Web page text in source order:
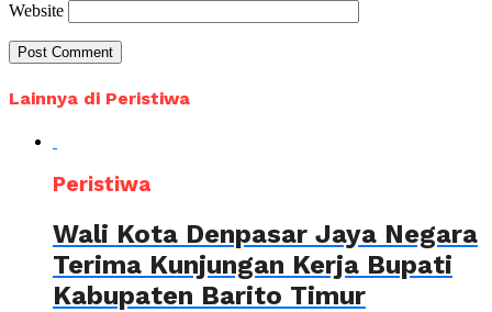
Website
Lainnya di Peristiwa
Peristiwa
Wali Kota Denpasar Jaya Negara
Terima Kunjungan Kerja Bupati
Kabupaten Barito Timur